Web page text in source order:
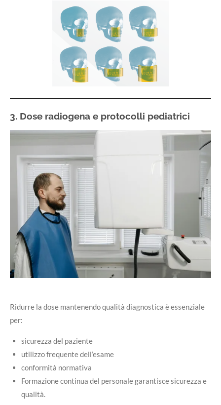
3. Dose radiogena e protocolli pediatrici
Ridurre la dose mantenendo qualità diagnostica è essenziale
per:
sicurezza del paziente
utilizzo frequente dell’esame
conformità normativa
Formazione continua del personale garantisce sicurezza e
qualità.